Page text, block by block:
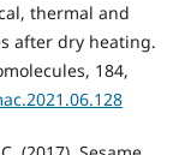
thermal and
after dry heating.
184,